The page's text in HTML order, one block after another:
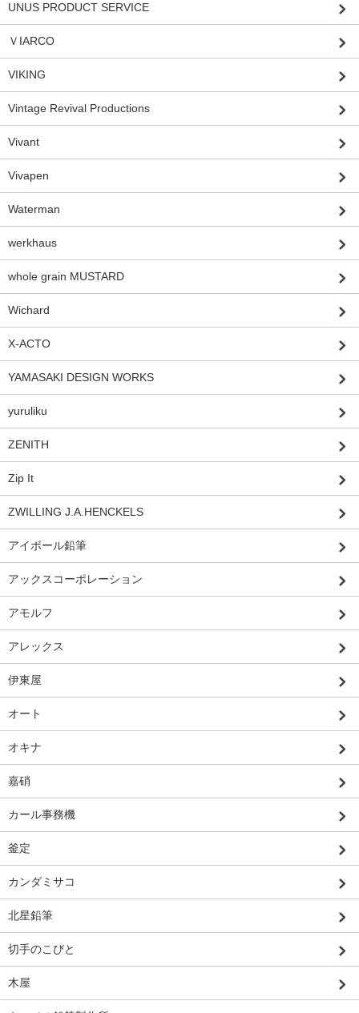
UNUS PRODUCT SERVICE
ＶIARCO
VIKING
Vintage Revival Productions
Vivant
Vivapen
Waterman
werkhaus
whole grain MUSTARD
Wichard
X-ACTO
YAMASAKI DESIGN WORKS
yuruliku
ZENITH
Zip It
ZWILLING J.A.HENCKELS
アイボール鉛筆
アックスコーポレーション
アモルフ
アレックス
伊東屋
オート
オキナ
嘉硝
カール事務機
釜定
カンダミサコ
北星鉛筆
切手のこびと
木屋